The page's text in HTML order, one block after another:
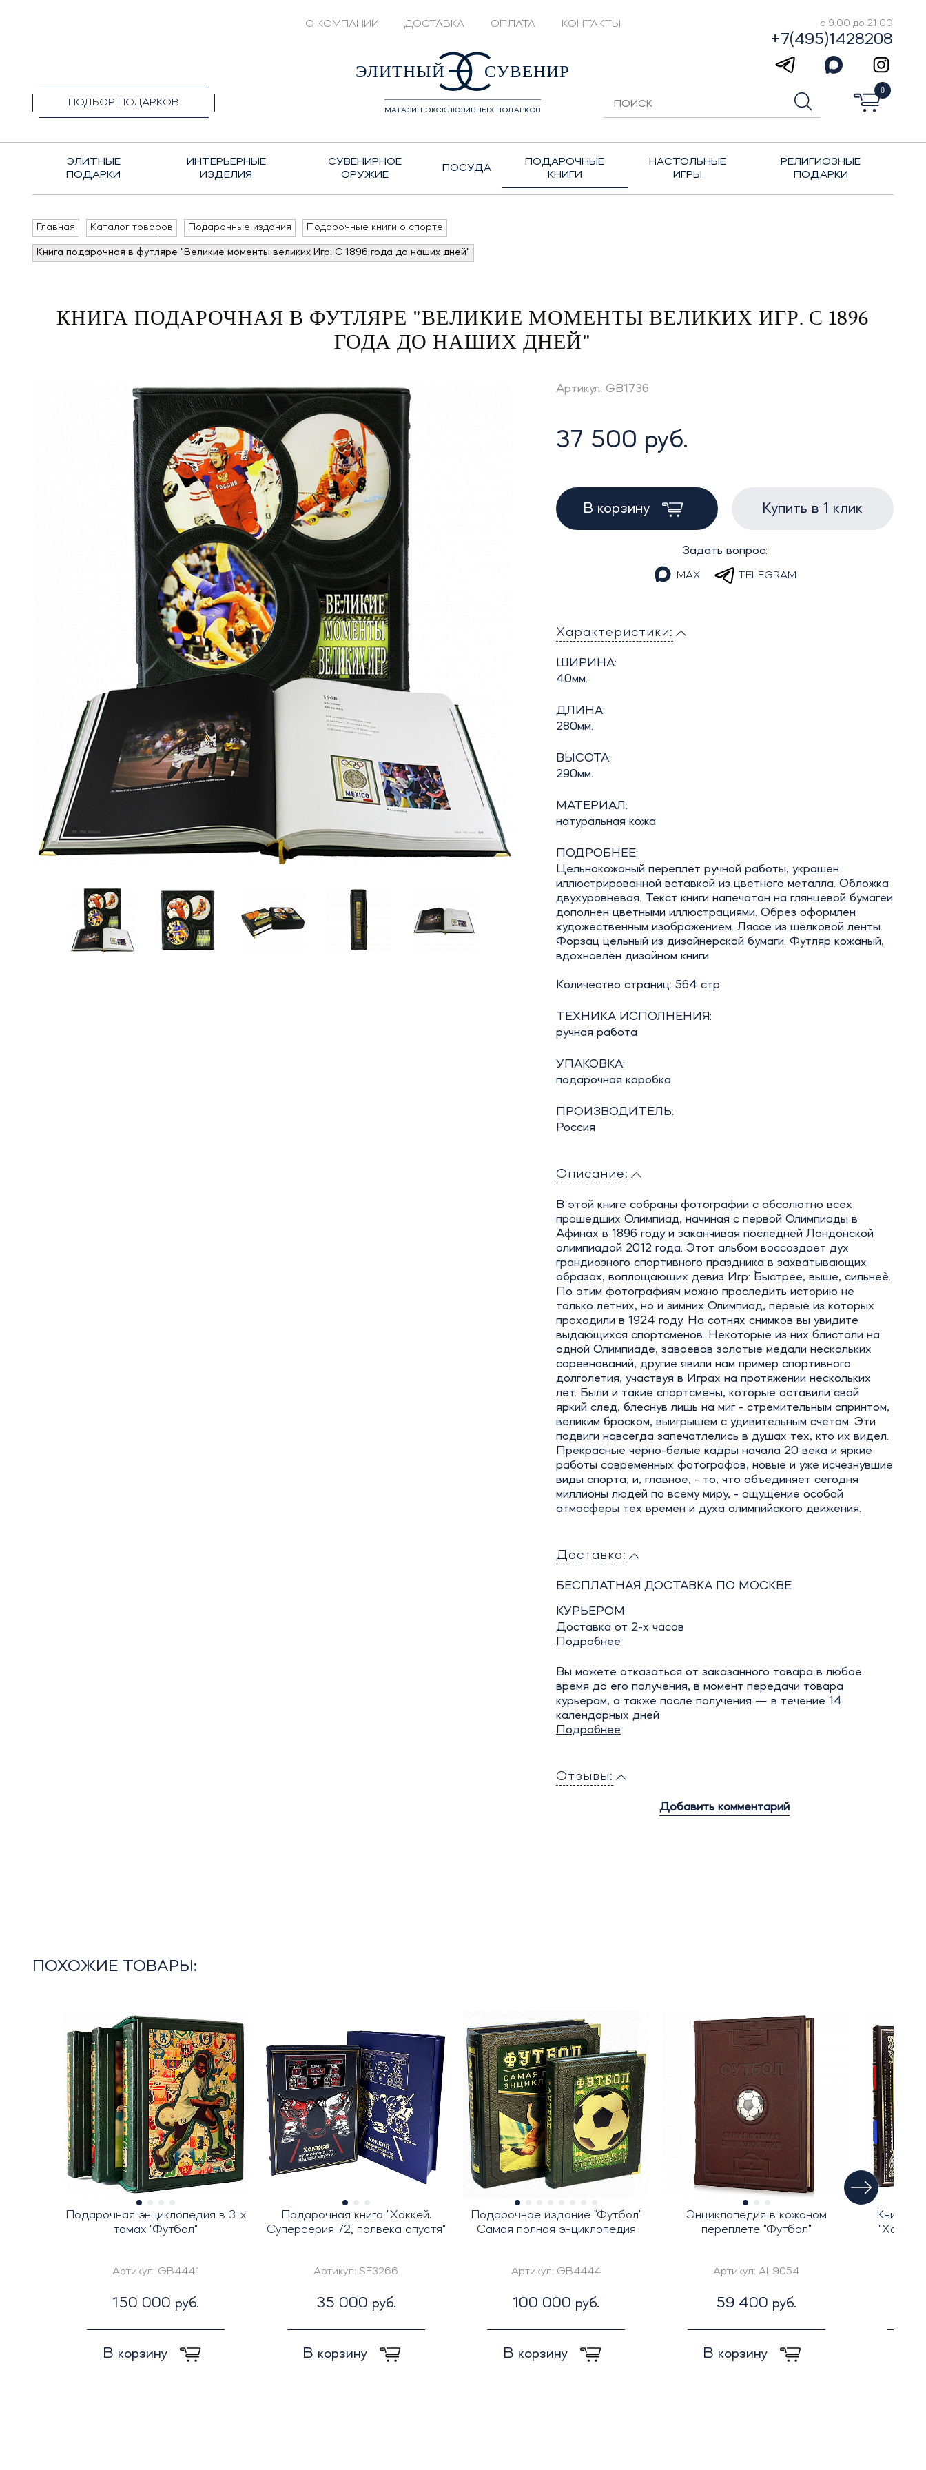
О КОМПАНИИ ДОСТАВКА ОПЛАТА КОНТАКТЫ с 9.00 до 21.00
+7(495)1428208
ПОДБОР ПОДАРКОВ
+7(495)1428208ЭЛИТНЫЙ СУВЕНИР
МАГАЗИН ЭКСКЛЮЗИВНЫХ ПОДАРКОВ
0
ЭЛИТНЫЕ
ПОДАРКИ
ИНТЕРЬЕРНЫЕ
ИЗДЕЛИЯ
СУВЕНИРНОЕ
ОРУЖИЕ
ПОСУДА
ПОДАРОЧНЫЕ
КНИГИ
НАСТОЛЬНЫЕ
ИГРЫ
РЕЛИГИОЗНЫЕ
ПОДАРКИ
Главная Каталог товаров Подарочные издания Подарочные книги о спорте
Книга подарочная в футляре "Великие моменты великих Игр. С 1896 года до наших дней"
КНИГА ПОДАРОЧНАЯ В ФУТЛЯРЕ "ВЕЛИКИЕ МОМЕНТЫ ВЕЛИКИХ ИГР. С 1896
ГОДА ДО НАШИХ ДНЕЙ"
Артикул: GB1736
37 500 руб.
В корзину Купить в 1 клик
Задать вопрос:
MAX TELEGRAM
Характеристики:
ШИРИНА:
40мм.
ДЛИНА:
280мм.
ВЫСОТА:
290мм.
МАТЕРИАЛ:
натуральная кожа
ПОДРОБНЕЕ:
Цельнокожаный переплёт ручной работы, украшен
иллюстрированной вставкой из цветного металла. Обложка
двухуровневая. Текст книги напечатан на глянцевой бумагеи
дополнен цветными иллюстрациями. Обрез оформлен
художественным изображением. Ляссе из шёлковой ленты.
Форзац цельный из дизайнерской бумаги. Футляр кожаный,
вдохновлён дизайном книги.
Количество страниц: 564 стр.
ТЕХНИКА ИСПОЛНЕНИЯ:
ручная работа
УПАКОВКА:
подарочная коробка.
ПРОИЗВОДИТЕЛЬ:
Россия
Описание:
В этой книге собраны фотографии с абсолютно всех
прошедших Олимпиад, начиная с первой Олимпиады в
Афинах в 1896 году и заканчивая последней Лондонской
олимпиадой 2012 года. Этот альбом воссоздает дух
грандиозного спортивного праздника в захватывающих
образах, воплощающих девиз Игр: `Быстрее, выше, сильнее`.
По этим фотографиям можно проследить историю не
только летних, но и зимних Олимпиад, первые из которых
проходили в 1924 году. На сотнях снимков вы увидите
выдающихся спортсменов. Некоторые из них блистали на
одной Олимпиаде, завоевав золотые медали нескольких
соревнований, другие явили нам пример спортивного
долголетия, участвуя в Играх на протяжении нескольких
лет. Были и такие спортсмены, которые оставили свой
яркий след, блеснув лишь на миг - стремительным спринтом,
великим броском, выигрышем с удивительным счетом. Эти
подвиги навсегда запечатлелись в душах тех, кто их видел.
Прекрасные черно-белые кадры начала 20 века и яркие
работы современных фотографов, новые и уже исчезнувшие
виды спорта, и, главное, - то, что объединяет сегодня
миллионы людей по всему миру, - ощущение особой
атмосферы тех времен и духа олимпийского движения.
Доставка:
БЕСПЛАТНАЯ ДОСТАВКА ПО МОСКВЕ
КУРЬЕРОМ
Доставка от 2-х часов
Подробнее
Вы можете отказаться от заказанного товара в любое
время до его получения, в момент передачи товара
курьером, а также после получения — в течение 14
календарных дней
Подробнее
Отзывы:
Добавить комментарий
ПОХОЖИЕ ТОВАРЫ:
Подарочная энциклопедия в 3-х
томах "Футбол"
Артикул: GB4441
150 000 руб.
В корзину
Подарочная книга "Хоккей.
Суперсерия 72, полвека спустя"
Артикул: SF3266
35 000 руб.
В корзину
Подарочное издание "Футбол"
Самая полная энциклопедия
Артикул: GB4444
100 000 руб.
В корзину
Энциклопедия в кожаном
переплете "Футбол"
Артикул:AL9054
59 400 руб.
В корзину
Книга